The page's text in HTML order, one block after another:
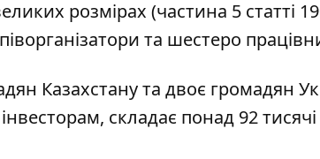
розмірах (частина 5 статті
та шестеро
Казахстану та двоє громадян
складає понад 92 тисячі